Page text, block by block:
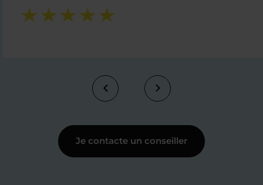
Je contacte un conseiller